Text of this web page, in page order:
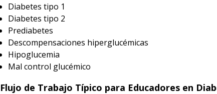
Diabetes tipo 1
Diabetes tipo 2
Prediabetes
Descompensaciones hiperglucémicas
Hipoglucemia
Mal control glucémico
Flujo de Trabajo Típico para Educadores en